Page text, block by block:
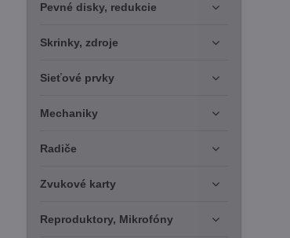
Pevné disky, redukcie
Skrinky, zdroje
Sieťové prvky
Mechaniky
Radiče
Zvukové karty
Reproduktory, Mikrofóny